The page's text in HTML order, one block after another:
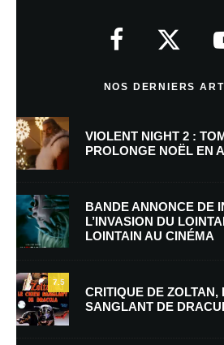
Nom*
E-mail*
NOS DERNIERS
VIOLENT NIGHT 2 :
PROLONGE NOËL EN
BANDE ANNONCE DE
L’INVASION DU
LOINTAIN AU CINÉMA
7.5
CRITIQUE DE ZOLTAN,
SANGLANT DE